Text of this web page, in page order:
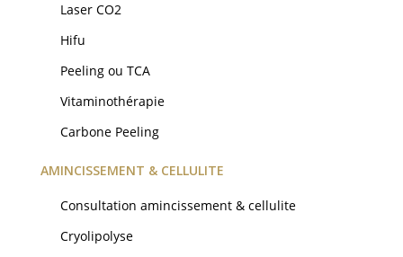
Laser CO2
Hifu
Peeling ou TCA
Vitaminothérapie
Carbone Peeling
AMINCISSEMENT & CELLULITE
Consultation amincissement & cellulite
Cryolipolyse